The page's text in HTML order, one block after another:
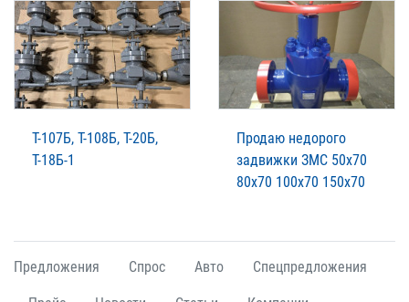
Т-107Б, Т-108Б, Т-20Б,
Т-18Б-1
Продаю недорого
задвижки ЗМС 50х70
80х70 100х70 150х70
Предложения Спрос Авто Спецпредложения